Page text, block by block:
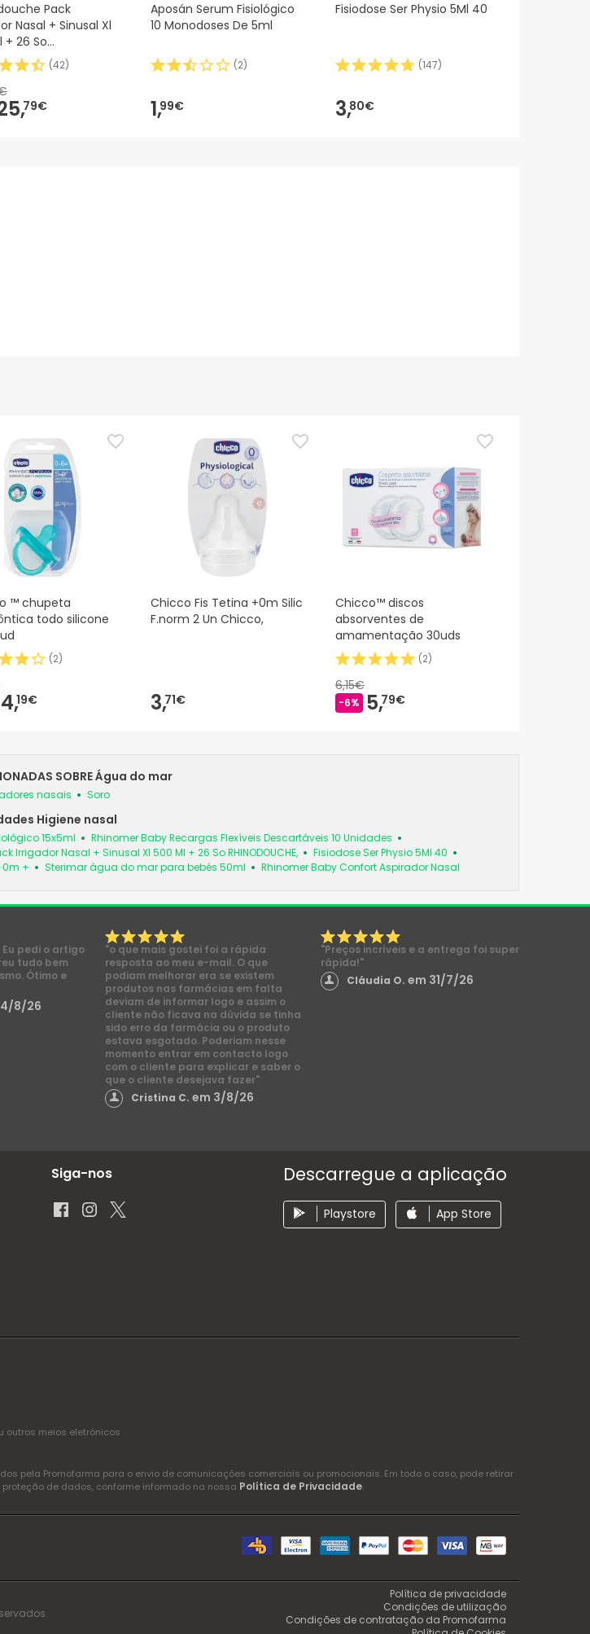
Pack
Nasal + Sinusal Xl
+ 26 So
(42)
79€
Aposán Serum Fisiológico
10 Monodoses De 5ml
(2)
1,99€
Fisiodose Ser Physio 5Ml 40
(147)
3,80€
™ chupeta
todo silicone
(2)
4,19€
Chicco Fis Tetina +0m Silic
F.norm 2 Un Chicco,
3,71€
Chicco™ discos
absorventes de
amamentação 30uds
(2)
6,15€
-6% 5,79€
SOBRE Água do mar
nasais Soro
Higiene nasal
15x5ml
Rhinomer Baby Recargas Flexíveis Descartáveis 10 Unidades
Irrigador Nasal + Sinusal Xl 500 Ml + 26 So RHINODOUCHE,
Fisiodose Ser Physio 5Ml 40
0m + Sterimar água do mar para bebés 50ml Rhinomer Baby Confort Aspirador Nasal
pedi o artigo
tudo bem
Ótimo e
8/26
"o que mais gostei foi a rápida
resposta ao meu e-mail. O que
podiam melhorar era se existem
produtos nas farmácias em falta
deviam de informar logo e assim o
cliente não ficava na dúvida se tinha
sido erro da farmácia ou o produto
estava esgotado. Poderiam nesse
momento entrar em contacto logo
com o cliente para explicar e saber o
que o cliente desejava fazer"
Cristina C.em 3/8/26
"Preços incríveis e a entrega foi super
rápida!"
Cláudia O. em 31/7/26
Siga-nos Descarregue a aplicação
Playstore App Store
outros meios eletrónicos
pela Promofarma para o envio de comunicações comerciais ou promocionais. Em todo o caso, pode retirar
de dados, conforme informado na nossa Política de Privacidade.
Política de privacidade
Condições de utilização
Condições de contratação da Promofarma